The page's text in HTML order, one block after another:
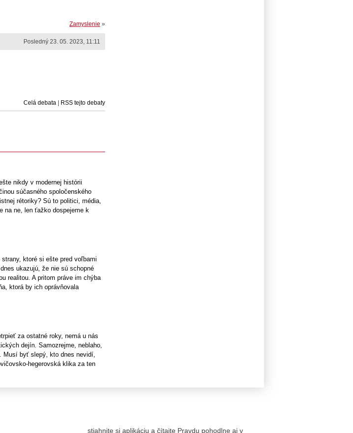
Zamyslenie »
Posledný 23. 05. 2023, 11:11
Celá debata RSS tejto debaty
nikdy v modernej histórii
súčasného spoločenského
rétoriky? Sú to politici, média,
na ne, len ťažko dospejeme k
ktoré si ešte pred voľbami
ukazujú, že nie sú schopné
realitou. A pritom práve im chýba
ktorá by ich oprávňovala
za ostatné roky, nemá u nás
dejín. Samozrejme, neblaho,
Musí byť slepý, kto dnes nevidí,
hegerovská klika za ten
stiahnite si aplikáciu a čítajte Pravdu pohodlne aj v